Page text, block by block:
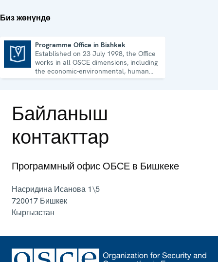
Биз жөнүндө
Programme Office in Bishkek
Established on 23 July 1998, the Office
works in all OSCE dimensions, including
the economic-environmental, human
and political aspects of security.
Байланыш
контакттар
Программный офис ОБСЕ в Бишкеке
Насридина Исанова 1\5
720017 Бишкек
Кыргызстан